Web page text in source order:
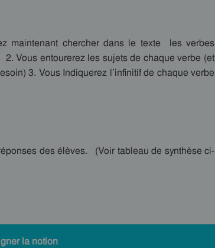
maintenant chercher dans le texte les verbes
Vous entourerez les sujets de chaque verbe (et
3. Vous Indiquerez l’infinitif de chaque verbe
des élèves. (Voir tableau de synthèse ci-
la notion